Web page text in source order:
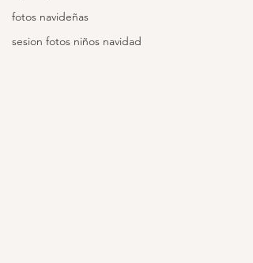
fotos navideñas
sesion fotos niños navidad